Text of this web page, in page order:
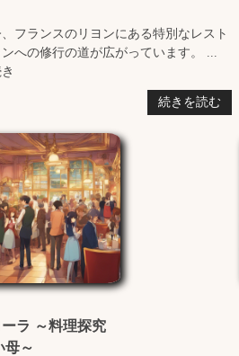
フランスのリヨンにある特別なレスト
ンへの修行の道が広がっています。 ...
続きを読む
ラ ～料理探究
母～